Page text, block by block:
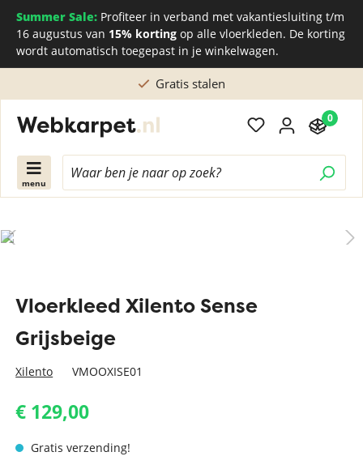
Summer Sale: Profiteer in verband met vakantiesluiting t/m
16 augustus van 15% korting op alle vloerkleden. De korting
wordt automatisch toegepast in je winkelwagen.
Gratis stalen
menu
0
Vloerkleed Xilento Sense
Grijsbeige
Xilento VMOOXISE01
€ 129,00
Gratis verzending!